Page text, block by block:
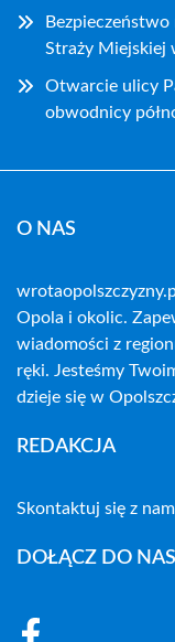
Straży Miejskiej
Otwarcie ulicy
obwodnicy
O NAS
Opola i okolic.
wiadomości z
ręki. Jesteśmy
dzieje się w
REDAKCJA
Skontaktuj się z
DOŁĄCZ DO NAS